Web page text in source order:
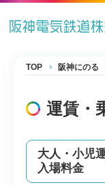
TOP 阪神にのる
運賃・
大人・小児
入場料金